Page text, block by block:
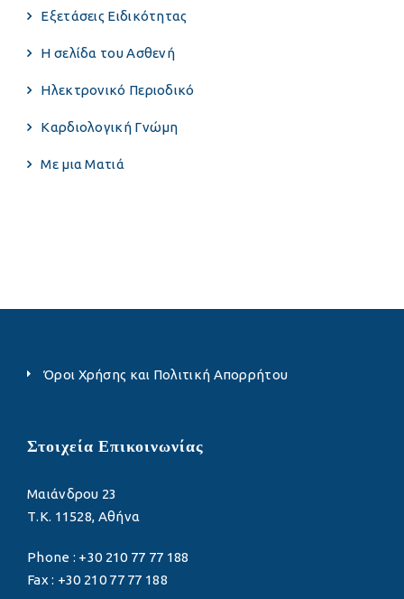
Εξετάσεις Ειδικότητας
Η σελίδα του Ασθενή
Ηλεκτρονικό Περιοδικό
Καρδιολογική Γνώμη
Με μια Ματιά
Όροι Χρήσης και Πολιτική Απορρήτου
Στοιχεία Επικοινωνίας
Μαιάνδρου 23
Τ.Κ. 11528, Αθήνα
Phone : +30 210 77 77 188
Fax : +30 210 77 77 188